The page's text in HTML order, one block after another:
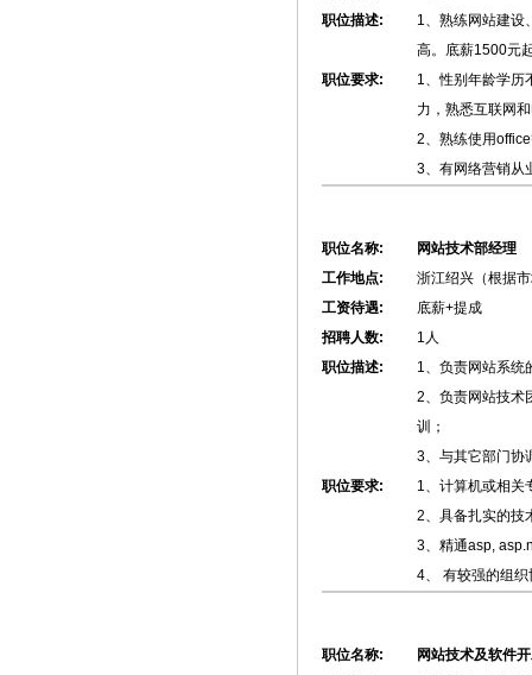
职位描述:
1、熟练网站建设
高。底薪1500元
职位要求:
1、性别年龄学历
力，熟悉互联网
2、熟练使用
3、有网络营销从
职位名称:
网站技术部经理
工作地点:
浙江绍兴（根据
工资待遇:
底薪+提成
招聘人数:
1人
职位描述:
1、负责网站系统
2、负责网站技术
训；
3、与其它部门协
职位要求:
1、计算机或相关
2、具备扎实的技
3、精通asp,
4、 有较强的组
职位名称:
网站技术及软件